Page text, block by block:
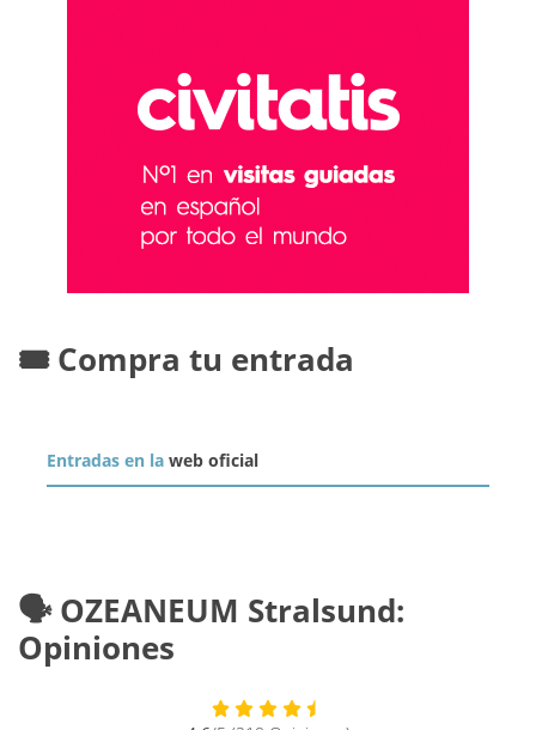
🎟️ Compra tu entrada
Entradas en la web oficial
🗣️ OZEANEUM Stralsund:
Opiniones